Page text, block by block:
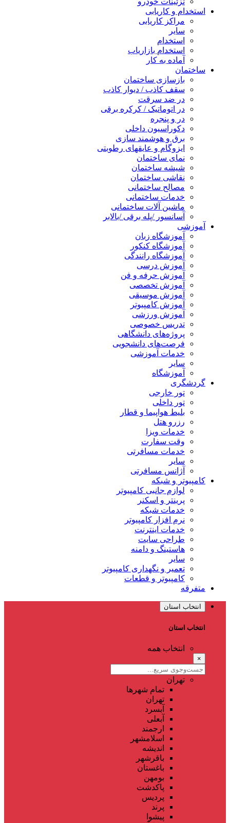
استخدام و کاریابی
مراکز کاریابی
سایر
استخدام
استخدام بازاریاب
آماده به کار
ساختمان
بازسازی ساختمان
سقف کاذب / دیوار کاذب
در ضد سرقت
در اتوماتیک / کرکره برقی
در و پنجره
دکوراسیون داخلی
برق و هوشمند سازی
ایزوگام و عایقهای رطوبتی
نمای ساختمان
شیشه ساختمان
نقاشی ساختمان
مصالح ساختمانی
خدمات ساختمانی
ماشین آلات ساختمانی
آسانسور /پله برقی /بالابر
آموزشی
آموزشگاه زبان
آموزشگاه کنکور
آموزشگاه رانندگی
آموزش درسی
آموزش حرفه و فن
آموزش تخصصی
آموزش موسیقی
آموزش کامپیوتر
آموزش ورزشی
تدریس خصوصی
پروژه‌های دانشگاهی
فرصت‌های دانشجویی
خدمات آموزشی
سایر
آموزشگاه
گردشگری
تور خارجی
تور داخلی
بلیط هواپیما و قطار
رزرو هتل
خدمات ویزا
وقت سفارت
خدمات مسافرتی
سایر
آژانس مسافرتی
کامپیوتر و شبکه
لوازم جانبی کامپیوتر
پرینتر و اسکنر
خدمات شبکه
نرم افزار کامپیوتر
خدمات اینترنت
طراحی سایت
هاستینگ و دامنه
سایر
تعمیر و نگهداری کامپیوتر
کامپیوتر و قطعات
متفرقه
انتخاب استان
انتخاب استان
انتخاب همه
×
تهران
تمام شهر‌ها
تهران
آبسرد
آبعلی
ارجمند
اسلامشهر
اندیشه
باقرشهر
باغستان
بومهن
پاکدشت
پردیس
پرند
پیشوا